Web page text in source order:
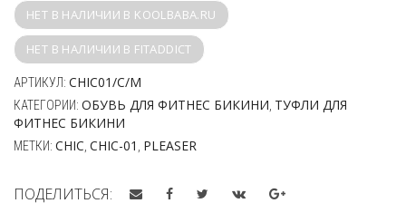
НЕТ В НАЛИЧИИ В KOOLBABA.RU
НЕТ В НАЛИЧИИ В FITADDICT
АРТИКУЛ: CHIC01/C/M
КАТЕГОРИИ: ОБУВЬ ДЛЯ ФИТНЕС БИКИНИ ТУФЛИ ДЛЯ
ФИТНЕС БИКИНИ
МЕТКИ: CHIC CHIC-01 PLEASER
ПОДЕЛИТЬСЯ: